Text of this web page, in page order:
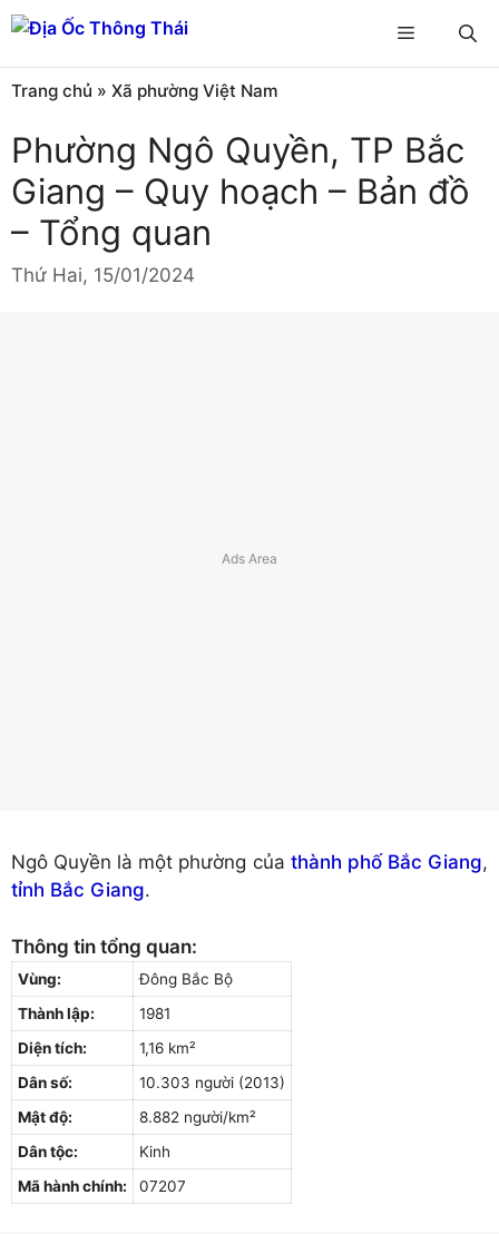
Chuyển
đến
nội
dung
Menu
Trang chủ » Xã phường Việt Nam
Phường Ngô Quyền, TP Bắc
Giang – Quy hoạch – Bản đồ
– Tổng quan
Thứ Hai, 15/01/2024
Ngô Quyền là một phường của thành phố Bắc Giang,
tỉnh Bắc Giang.
Thông tin tổng quan:
Vùng:
Đông Bắc Bộ
Thành lập:
1981
Diện tích:
1,16 km²
Dân số:
10.303 người (2013)
Mật độ:
8.882 người/km²
Dân tộc:
Kinh
Mã hành chính:
07207